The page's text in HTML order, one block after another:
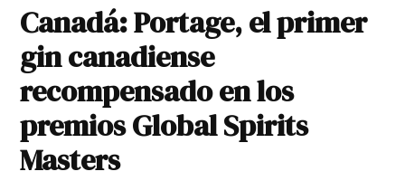
Canadá: Portage, el primer
gin canadiense
recompensado en los
premios Global Spirits
Masters